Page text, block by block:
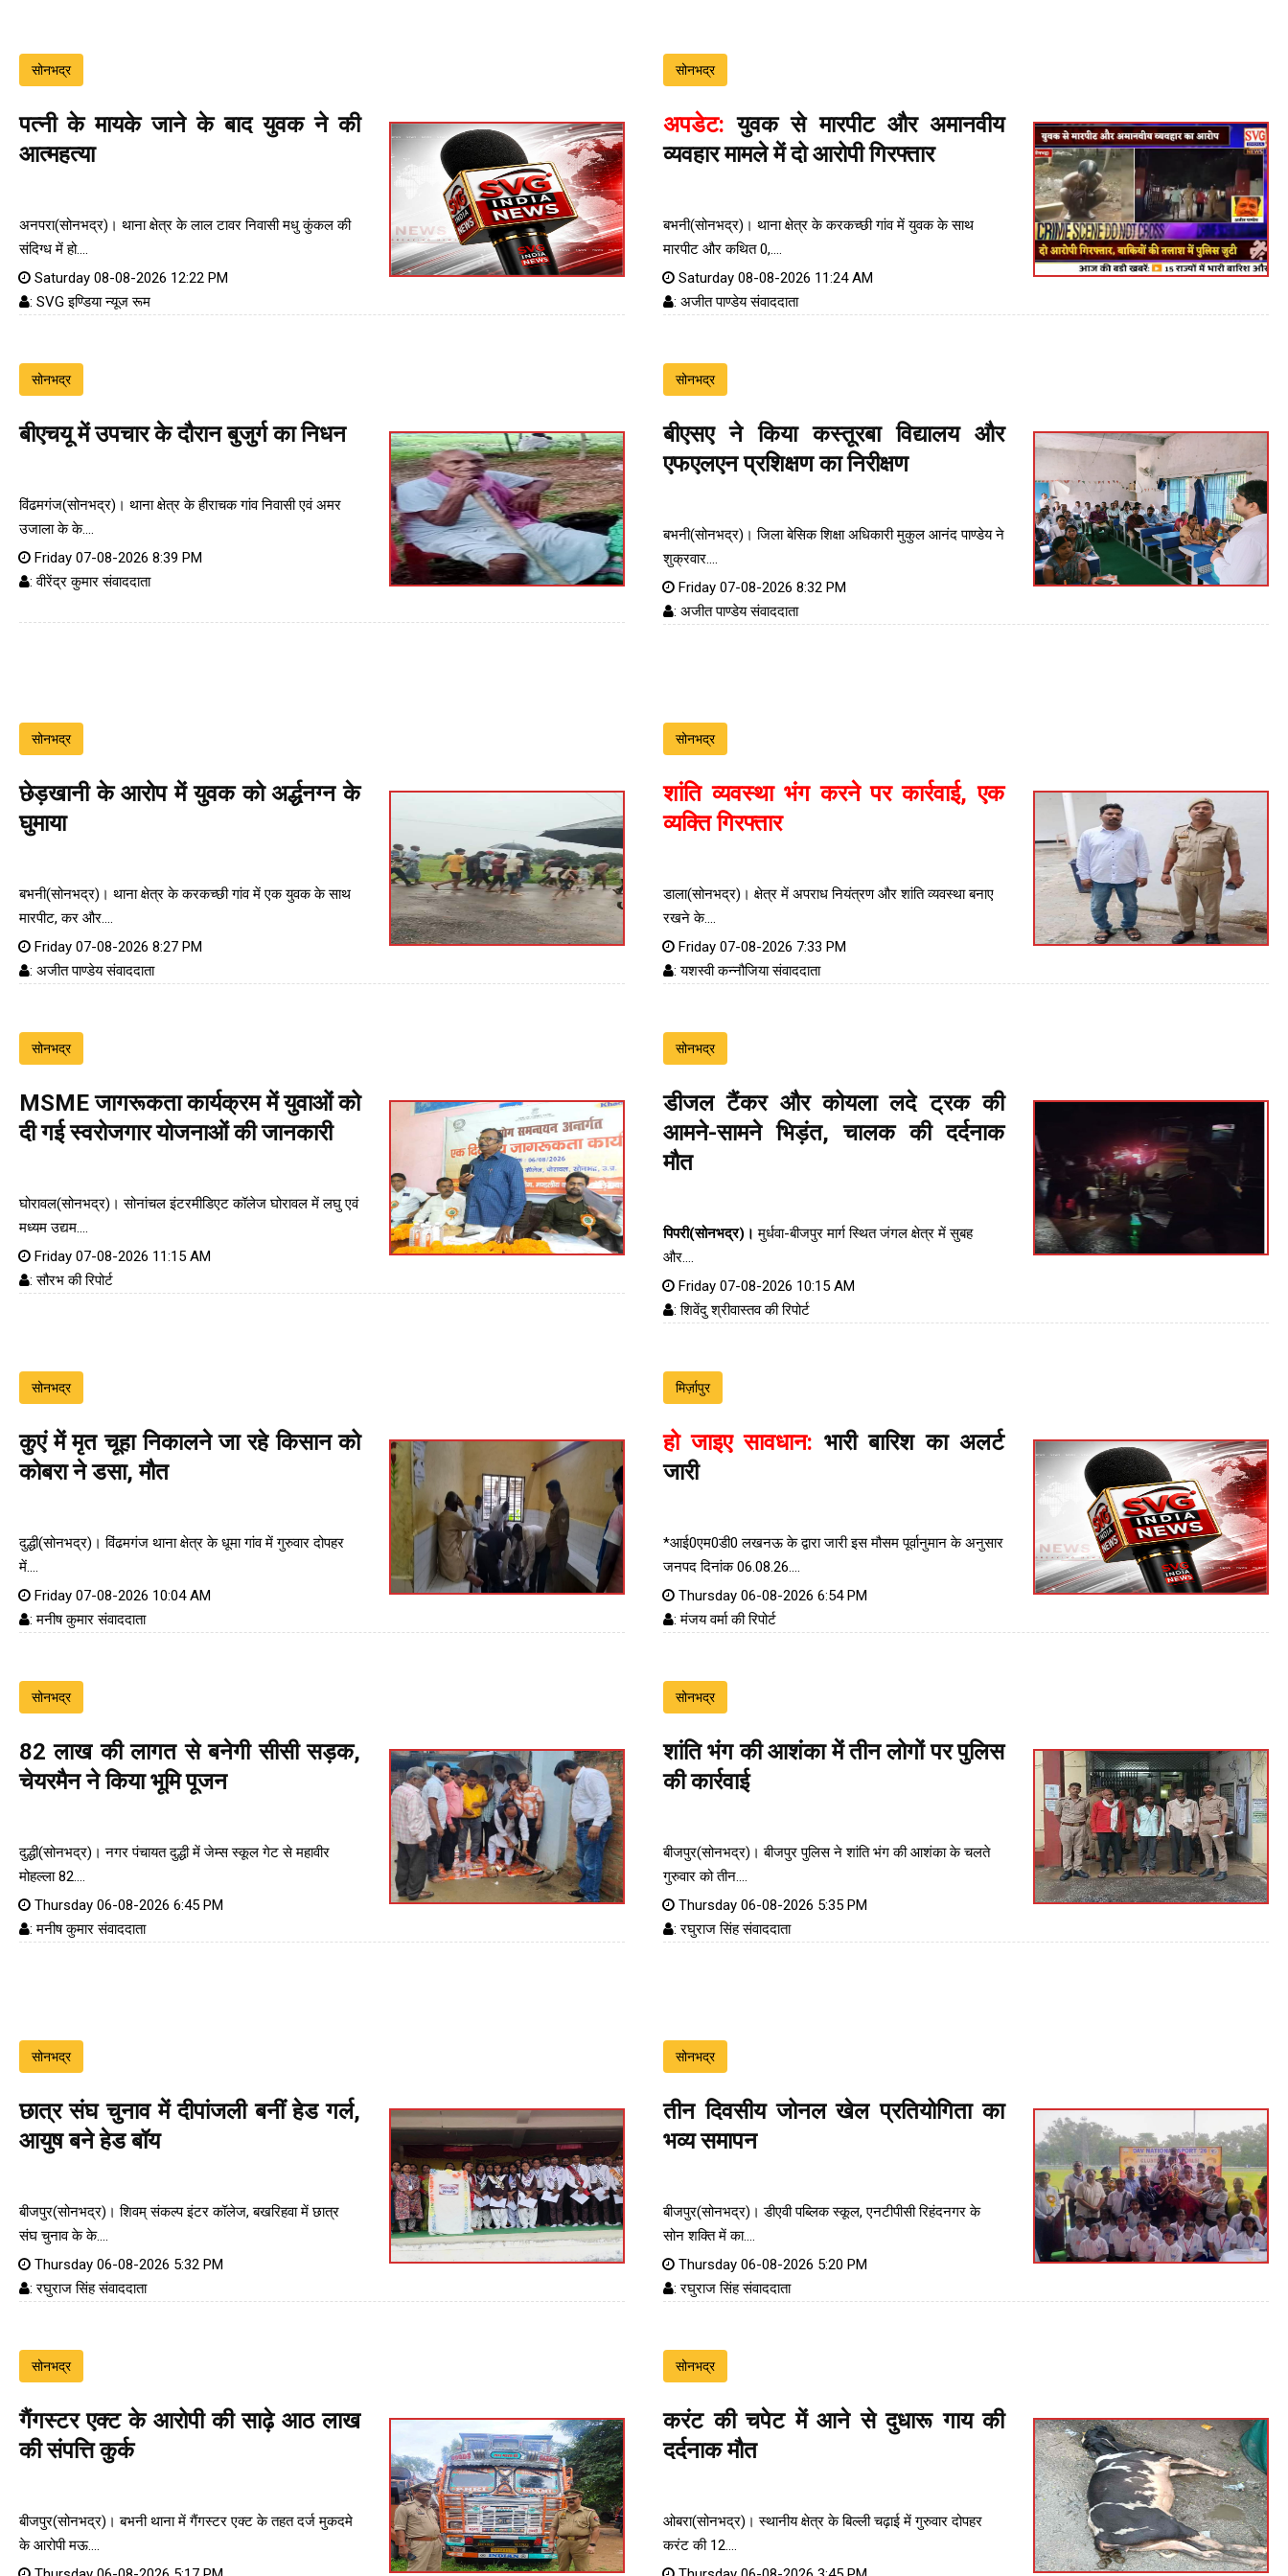
सोनभद्र
पत्नी के मायके जाने के बाद युवक ने की
आत्महत्या
अनपरा(सोनभद्र)। थाना क्षेत्र के लाल टावर निवासी मधु कुंकल की
संदिग्ध में हो....
Saturday 08-08-2026 12:22 PM
: SVG इण्डिया न्यूज रूम
सोनभद्र
अपडेट: युवक से मारपीट और अमानवीय
व्यवहार मामले में दो आरोपी गिरफ्तार
बभनी(सोनभद्र)। थाना क्षेत्र के करकच्छी गांव में युवक के साथ
मारपीट और कथित 0,....
Saturday 08-08-2026 11:24 AM
: अजीत पाण्डेय संवाददाता
सोनभद्र
बीएचयू में उपचार के दौरान बुजुर्ग का निधन
विंढमगंज(सोनभद्र)। थाना क्षेत्र के हीराचक गांव निवासी एवं अमर
उजाला के के....
Friday 07-08-2026 8:39 PM
: वीरेंद्र कुमार संवाददाता
सोनभद्र
बीएसए ने किया कस्तूरबा विद्यालय और
एफएलएन प्रशिक्षण का निरीक्षण
बभनी(सोनभद्र)। जिला बेसिक शिक्षा अधिकारी मुकुल आनंद पाण्डेय ने
शुक्रवार....
Friday 07-08-2026 8:32 PM
: अजीत पाण्डेय संवाददाता
सोनभद्र
छेड़खानी के आरोप में युवक को अर्द्धनग्न के
घुमाया
बभनी(सोनभद्र)। थाना क्षेत्र के करकच्छी गांव में एक युवक के साथ
मारपीट, कर और....
Friday 07-08-2026 8:27 PM
: अजीत पाण्डेय संवाददाता
सोनभद्र
शांति व्यवस्था भंग करने पर कार्रवाई, एक
व्यक्ति गिरफ्तार
डाला(सोनभद्र)। क्षेत्र में अपराध नियंत्रण और शांति व्यवस्था बनाए
रखने के....
Friday 07-08-2026 7:33 PM
: यशस्वी कन्नौजिया संवाददाता
सोनभद्र
MSME जागरूकता कार्यक्रम में युवाओं को
दी गई स्वरोजगार योजनाओं की जानकारी
घोरावल(सोनभद्र)। सोनांचल इंटरमीडिएट कॉलेज घोरावल में लघु एवं
मध्यम उद्यम....
Friday 07-08-2026 11:15 AM
: सौरभ की रिपोर्ट
सोनभद्र
डीजल टैंकर और कोयला लदे ट्रक की
आमने-सामने भिड़ंत, चालक की दर्दनाक
मौत
पिपरी(सोनभद्र)। मुर्धवा-बीजपुर मार्ग स्थित जंगल क्षेत्र में सुबह
और....
Friday 07-08-2026 10:15 AM
: शिवेंदु श्रीवास्तव की रिपोर्ट
सोनभद्र
कुएं में मृत चूहा निकालने जा रहे किसान को
कोबरा ने डसा, मौत
दुद्धी(सोनभद्र)। विंढमगंज थाना क्षेत्र के धूमा गांव में गुरुवार दोपहर
में....
Friday 07-08-2026 10:04 AM
: मनीष कुमार संवाददाता
मिर्ज़ापुर
हो जाइए सावधान: भारी बारिश का अलर्ट
जारी
*आई0एम0डी0 लखनऊ के द्वारा जारी इस मौसम पूर्वानुमान के अनुसार
जनपद दिनांक 06.08.26....
Thursday 06-08-2026 6:54 PM
: मंजय वर्मा की रिपोर्ट
सोनभद्र
82 लाख की लागत से बनेगी सीसी सड़क,
चेयरमैन ने किया भूमि पूजन
दुद्धी(सोनभद्र)। नगर पंचायत दुद्धी में जेम्स स्कूल गेट से महावीर
मोहल्ला 82....
Thursday 06-08-2026 6:45 PM
: मनीष कुमार संवाददाता
सोनभद्र
शांति भंग की आशंका में तीन लोगों पर पुलिस
की कार्रवाई
बीजपुर(सोनभद्र)। बीजपुर पुलिस ने शांति भंग की आशंका के चलते
गुरुवार को तीन....
Thursday 06-08-2026 5:35 PM
: रघुराज सिंह संवाददाता
सोनभद्र
छात्र संघ चुनाव में दीपांजली बनीं हेड गर्ल,
आयुष बने हेड बॉय
बीजपुर(सोनभद्र)। शिवम् संकल्प इंटर कॉलेज, बखरिहवा में छात्र
संघ चुनाव के के....
Thursday 06-08-2026 5:32 PM
: रघुराज सिंह संवाददाता
सोनभद्र
तीन दिवसीय जोनल खेल प्रतियोगिता का
भव्य समापन
बीजपुर(सोनभद्र)। डीएवी पब्लिक स्कूल, एनटीपीसी रिहंदनगर के
सोन शक्ति में का....
Thursday 06-08-2026 5:20 PM
: रघुराज सिंह संवाददाता
सोनभद्र
गैंगस्टर एक्ट के आरोपी की साढ़े आठ लाख
की संपत्ति कुर्क
बीजपुर(सोनभद्र)। बभनी थाना में गैंगस्टर एक्ट के तहत दर्ज मुकदमे
के आरोपी मऊ....
सोनभद्र
करंट की चपेट में आने से दुधारू गाय की
दर्दनाक मौत
ओबरा(सोनभद्र)। स्थानीय क्षेत्र के बिल्ली चढ़ाई में गुरुवार दोपहर
करंट की 12....